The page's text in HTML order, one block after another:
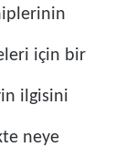
için bir
ilgisini
neye